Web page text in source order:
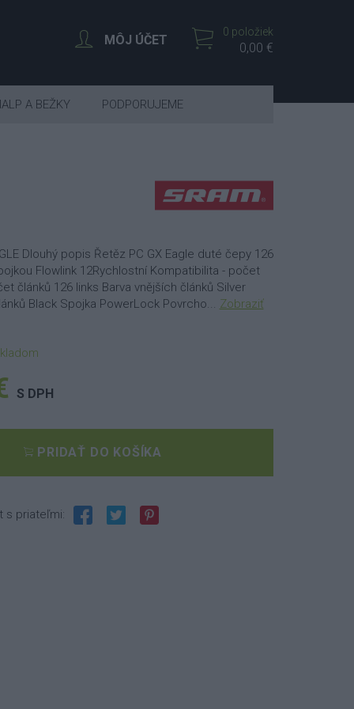
Dlouhý popis Řetěz PC GX Eagle duté čepy 126
Flowlink 12Rychlostní Kompatibilita - počet
článků 126 links Barva vnějších článků Silver
Black Spojka PowerLock Povrcho... Zobraziť
S DPH
PRIDAŤ DO KOŠÍKA
s priateľmi:
0 položiek
0,00 €
MÔJ ÚČET
A BEŽKY PODPORUJEME